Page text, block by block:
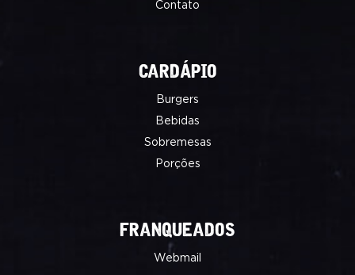
Contato
CARDÁPIO
Burgers
Bebidas
Sobremesas
Porções
FRANQUEADOS
Webmail